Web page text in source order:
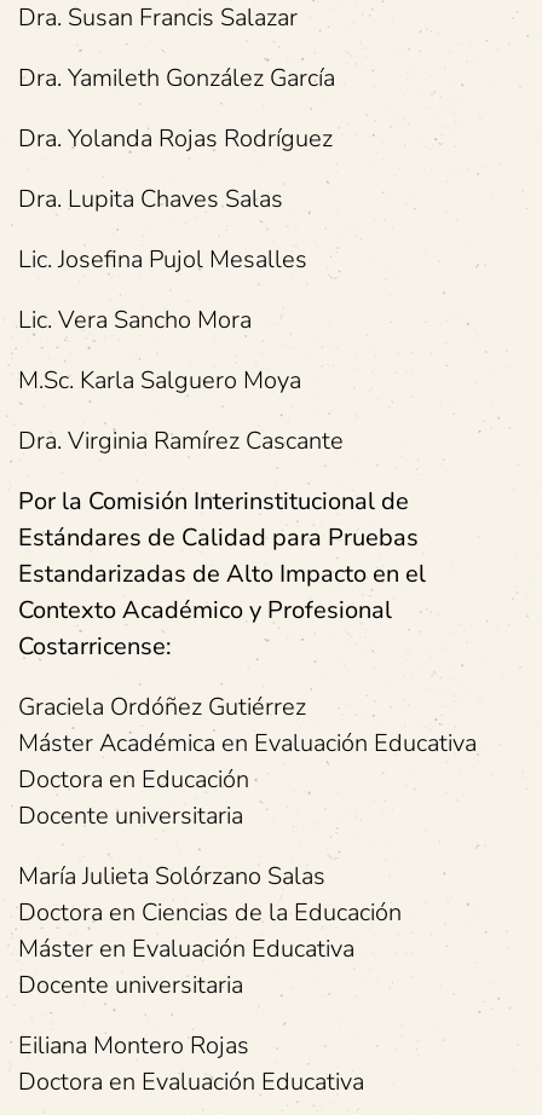
Dra. Susan Francis Salazar
Dra. Yamileth González García
Dra. Yolanda Rojas Rodríguez
Dra. Lupita Chaves Salas
Lic. Josefina Pujol Mesalles
Lic. Vera Sancho Mora
M.Sc. Karla Salguero Moya
Dra. Virginia Ramírez Cascante
Por la Comisión Interinstitucional de
Estándares de Calidad para Pruebas
Estandarizadas de Alto Impacto en el
Contexto Académico y Profesional
Costarricense:
Graciela Ordóñez Gutiérrez
Máster Académica en Evaluación Educativa
Doctora en Educación
Docente universitaria
María Julieta Solórzano Salas
Doctora en Ciencias de la Educación
Máster en Evaluación Educativa
Docente universitaria
Eiliana Montero Rojas
Doctora en Evaluación Educativa